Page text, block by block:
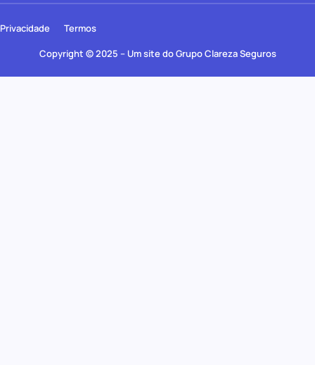
Copyright © 2025 – Um site do Grupo Clareza Seguros
Privacidade Termos